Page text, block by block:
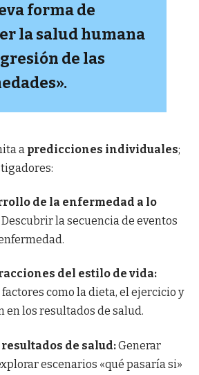
forma de
la salud humana
de las
a predicciones individuales;
de la enfermedad a lo
Descubrir la secuencia de eventos
del estilo de vida:
como la dieta, el ejercicio y
en los resultados de salud.
de salud:Generar
escenarios «qué pasaría si»